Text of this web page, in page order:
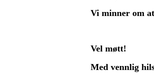
Vi minner om
Vel møtt!
Med vennlig